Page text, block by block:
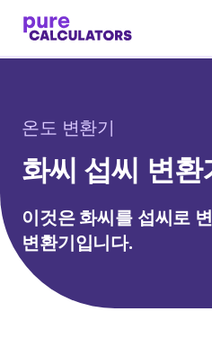
온도 변환기
화씨 섭씨 변환
이것은 화씨를 섭씨로
변환기입니다.